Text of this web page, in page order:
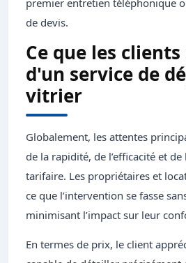
premier entretien téléphonique
de devis.
Ce que les
d'un service de
vitrier
Globalement, les attentes
de la rapidité, de l’efficacité et
tarifaire. Les propriétaires et
ce que l’intervention se fasse
minimisant l’impact sur leur
En termes de prix, le client